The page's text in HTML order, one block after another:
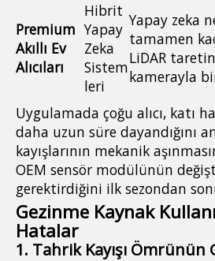
Premium
Akıllı Ev
Alıcıları
Hibrit
Yapay
Zeka
Sistem
leri
Yapay zeka
tamamen
LiDAR
kamerayla
Uygulamada çoğu alıcı, katı
daha uzun süre dayandığını
kayışlarının mekanik
OEM sensör modülünün
gerektirdiğini ilk sezondan
Gezinme Kaynak
Hatalar
1. Tahrik Kayışı Ömrünün